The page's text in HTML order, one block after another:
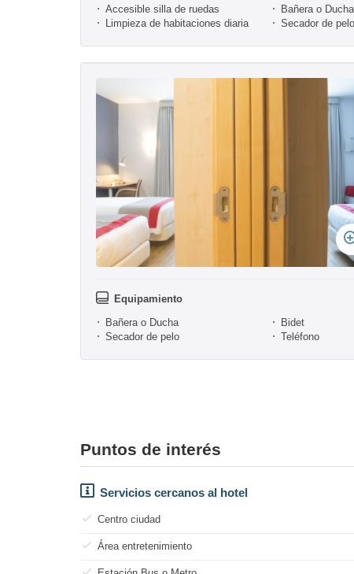
Accesible silla de ruedas
Bañera o Ducha
Limpieza de habitaciones diaria
Secador de pelo
Equipamiento
Bañera o Ducha
Bidet
Secador de pelo
Teléfono
Puntos de interés
Servicios cercanos al hotel
Centro ciudad
Área entretenimiento